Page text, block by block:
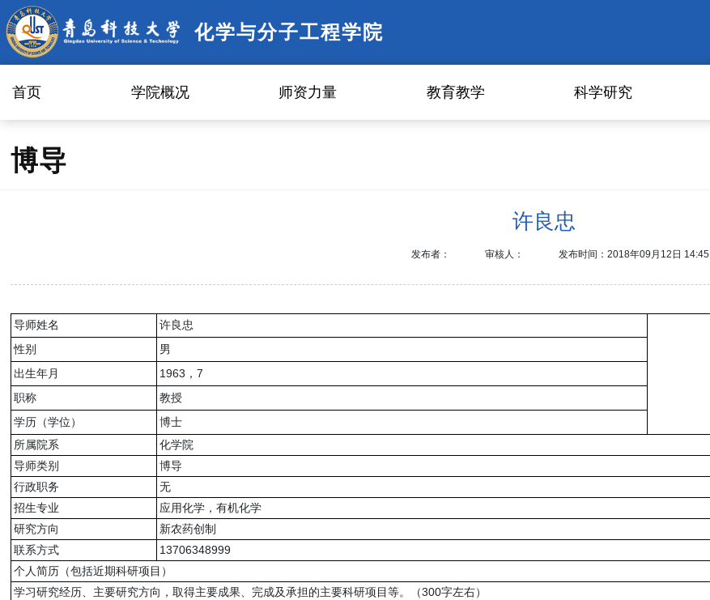
化学与分子工程学院
首页 学院概况 师资力量 教育教学 科学研究
博导
许良忠
发布者： 审核人： 发布时间：2018年09月12日 14:45
导师姓名
许良忠
性别
男
出生年月
1963，7
职称
教授
学历（学位）
博士
所属院系
化学院
导师类别
博导
行政职务
无
招生专业
应用化学，有机化学
研究方向
新农药创制
联系方式
13706348999
个人简历（包括近期科研项目）
学习研究经历、主要研究方向，取得主要成果、完成及承担的主要科研项目等。（300字左右）